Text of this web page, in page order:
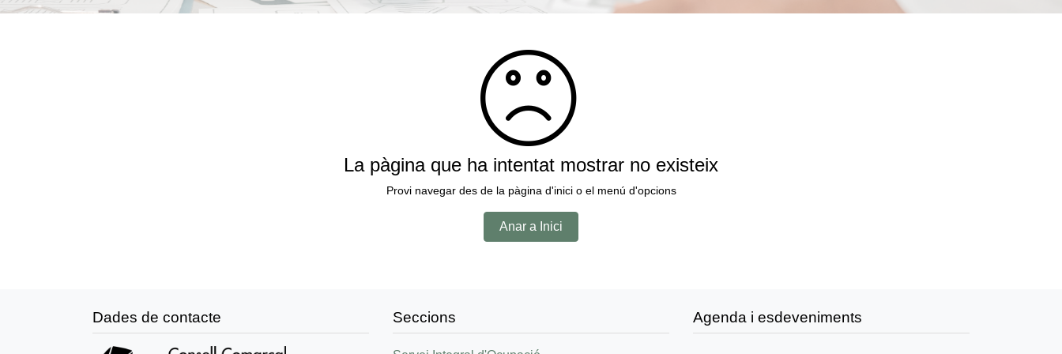
La pàgina que ha intentat mostrar no existeix
Provi navegar des de la pàgina d'inici o el menú d'opcions
Anar a Inici
Dades de contacte Seccions Agenda i esdeveniments